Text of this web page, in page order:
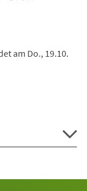
am Do., 19.10.